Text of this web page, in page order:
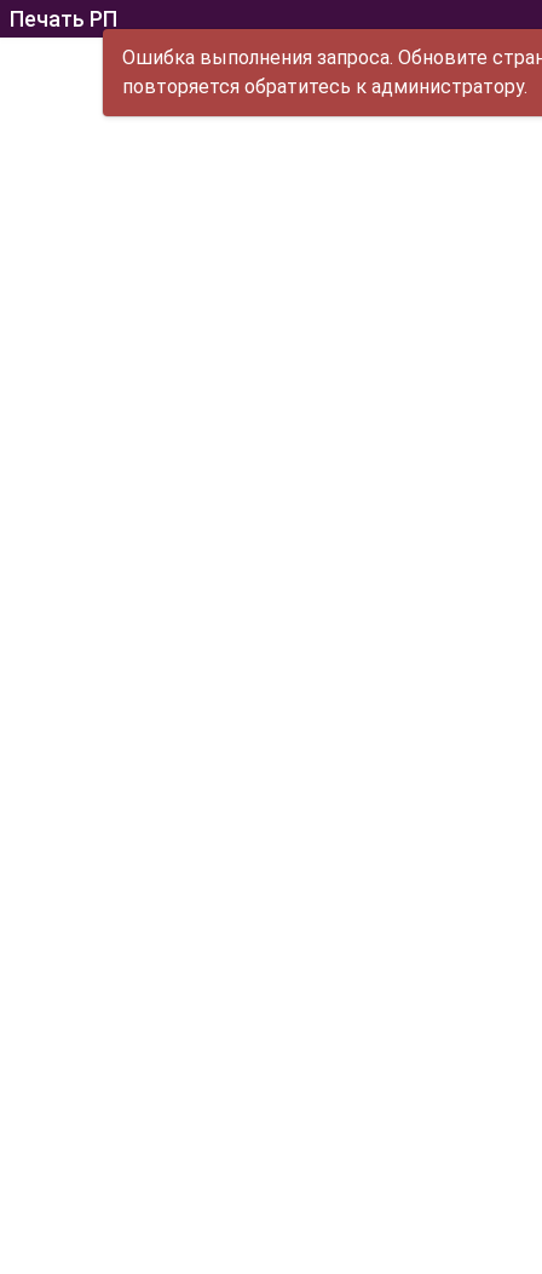
Печать РП
Ошибка выполнения запроса. Обновите
повторяется обратитесь к администратору.